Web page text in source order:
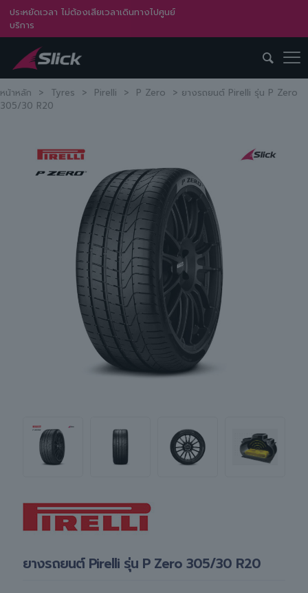
ประหยัดเวลา ไม่ต้องเสียเวลาเดินทางไปศูนย์
บริการ
หน้าหลัก > Tyres > Pirelli > P Zero > ยางรถยนต์ Pirelli รุ่น P Zero
305/30 R20
ยางรถยนต์ Pirelli รุ่น P Zero 305/30 R20